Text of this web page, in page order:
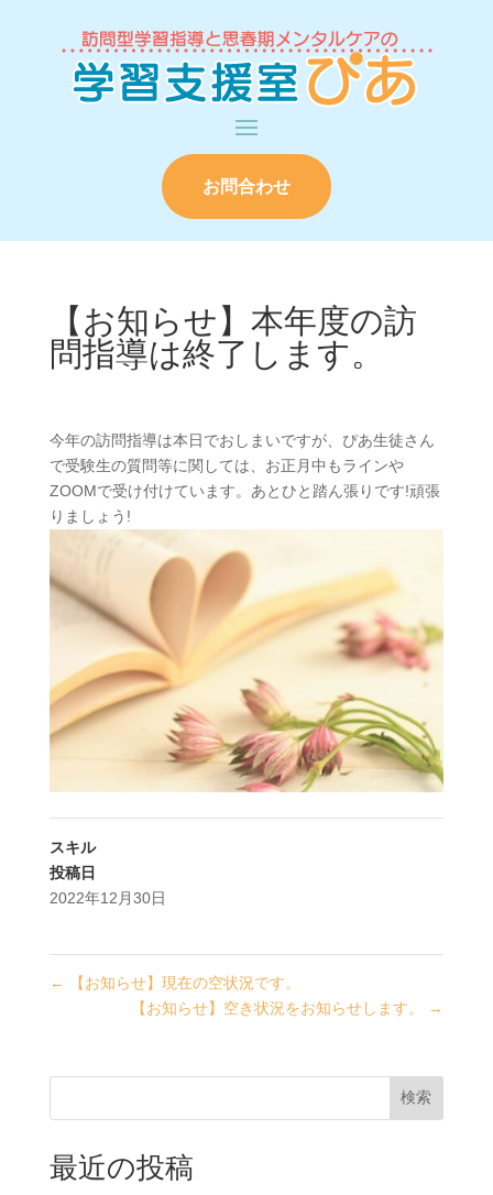
お問合わせ
【お知らせ】本年度の訪
問指導は終了します。
今年の訪問指導は本日でおしまいですが、ぴあ生徒さん
で受験生の質問等に関しては、お正月中もラインや
ZOOMで受け付けています。あとひと踏ん張りです!頑張
りましょう!
スキル
投稿日
2022年12月30日
←
【お知らせ】現在の空状況です。
【お知らせ】空き状況をお知らせします。
→
検索
最近の投稿